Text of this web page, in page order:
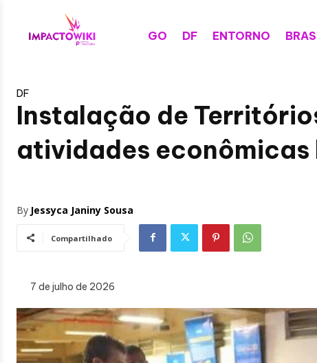
GO DF ENTORNO
DF
Instalação de
atividades econômicas
By Jessyca Janiny Sousa
Compartilhado
7 de julho de 2026